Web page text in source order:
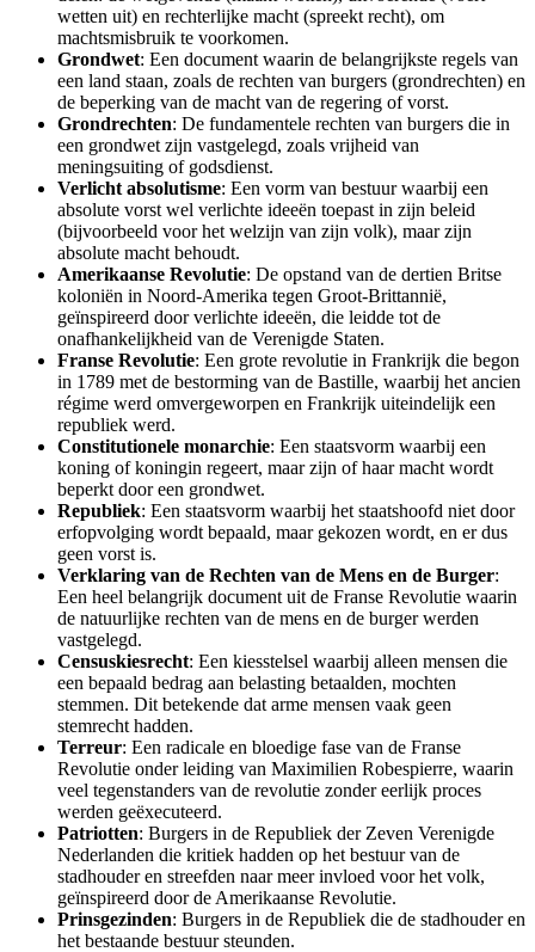
wetten uit) en rechterlijke macht (spreekt recht), om
machtsmisbruik te voorkomen.
Grondwet: Een document waarin de belangrijkste regels van
een land staan, zoals de rechten van burgers (grondrechten) en
de beperking van de macht van de regering of vorst.
Grondrechten: De fundamentele rechten van burgers die in
een grondwet zijn vastgelegd, zoals vrijheid van
meningsuiting of godsdienst.
Verlicht absolutisme: Een vorm van bestuur waarbij een
absolute vorst wel verlichte ideeën toepast in zijn beleid
(bijvoorbeeld voor het welzijn van zijn volk), maar zijn
absolute macht behoudt.
Amerikaanse Revolutie: De opstand van de dertien Britse
koloniën in Noord-Amerika tegen Groot-Brittannië,
geïnspireerd door verlichte ideeën, die leidde tot de
onafhankelijkheid van de Verenigde Staten.
Franse Revolutie: Een grote revolutie in Frankrijk die begon
in 1789 met de bestorming van de Bastille, waarbij het ancien
régime werd omvergeworpen en Frankrijk uiteindelijk een
republiek werd.
Constitutionele monarchie: Een staatsvorm waarbij een
koning of koningin regeert, maar zijn of haar macht wordt
beperkt door een grondwet.
Republiek: Een staatsvorm waarbij het staatshoofd niet door
erfopvolging wordt bepaald, maar gekozen wordt, en er dus
geen vorst is.
Verklaring van de Rechten van de Mens en de Burger:
Een heel belangrijk document uit de Franse Revolutie waarin
de natuurlijke rechten van de mens en de burger werden
vastgelegd.
Censuskiesrecht: Een kiesstelsel waarbij alleen mensen die
een bepaald bedrag aan belasting betaalden, mochten
stemmen. Dit betekende dat arme mensen vaak geen
stemrecht hadden.
Terreur: Een radicale en bloedige fase van de Franse
Revolutie onder leiding van Maximilien Robespierre, waarin
veel tegenstanders van de revolutie zonder eerlijk proces
werden geëxecuteerd.
Patriotten: Burgers in de Republiek der Zeven Verenigde
Nederlanden die kritiek hadden op het bestuur van de
stadhouder en streefden naar meer invloed voor het volk,
geïnspireerd door de Amerikaanse Revolutie.
Prinsgezinden: Burgers in de Republiek die de stadhouder en
het bestaande bestuur steunden.